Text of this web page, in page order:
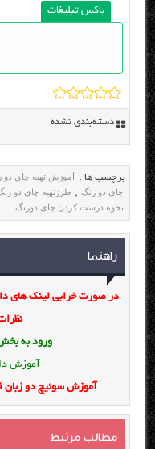
باکس تبلیغات
دسته‌بندی نشده
برچسب ها : آموزش تهیه چاي دو
چاي دو رنگ , طرزتهیه چاي دو
نحوه درست کردن چای دورنگ
راهنما
در صورت خرابی لینک های
ورود به
آموزش
آموزش سوئیچ دو زبان
مطالب مرتبط